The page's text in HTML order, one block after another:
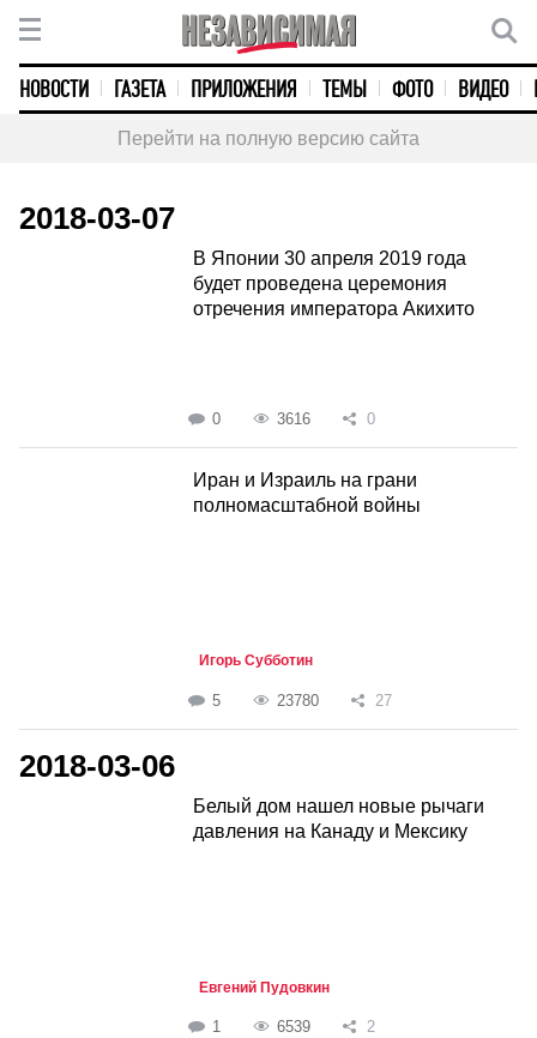
НОВОСТИ ГАЗЕТА ПРИЛОЖЕНИЯ ТЕМЫ ФОТО ВИДЕО
Перейти на полную версию сайта
2018-03-07
В Японии 30 апреля 2019 года
будет проведена церемония
отречения императора Акихито
0 3616 0
Иран и Израиль на грани
полномасштабной войны
Игорь Субботин
5 23780 27
2018-03-06
Белый дом нашел новые рычаги
давления на Канаду и Мексику
Евгений Пудовкин
1 6539 2